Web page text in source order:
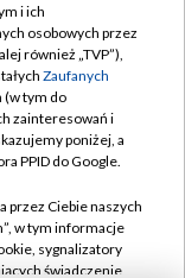
i ich
osobowych przez
również „TVP”),
Zaufanych
(w tym do
zainteresowań i
poniżej, a
PPID do Google.
przez Ciebie naszych
w tym informacje
sygnalizatory
świadczenie